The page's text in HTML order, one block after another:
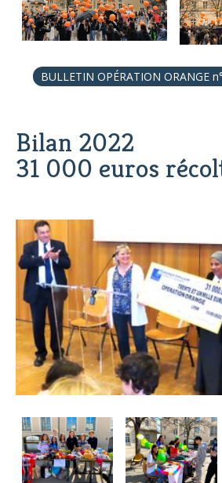
BULLETIN OPÉRATION ORANGE
Bilan 2022
31 000 euros